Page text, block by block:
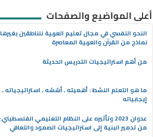
أعلى المواضيع والصفحات
النحو النفسي في مجال تعليم العربية للناطقين بغيرها
نماذج من القرآن والعربية المعاصرة
من أهم استراتيجيات التدريس الحديثة
ما هو التعلم النشط : أهميته ـ أسُسُه ـ استراتيجياته ـ
إيجابياته
عدوان 2023 وتأثيره على النظام التعليمي الفلسطيني:
من تدمير البنية إلى استراتيجيات الصمود والتعافي